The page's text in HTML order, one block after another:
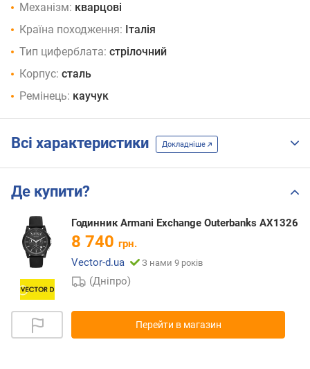
Механізм: кварцові
Країна походження: Італія
Тип циферблата: стрілочний
Корпус: сталь
Ремінець: каучук
Всі характеристики Докладніше
Де купити?
Годинник Armani Exchange Outerbanks AX1326
8 740 грн.
Vector-d.ua
З нами 9 років
(Дніпро)
Перейти в магазин